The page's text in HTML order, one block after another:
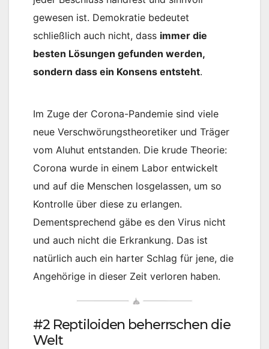
gewesen ist. Demokratie bedeutet
schließlich auch nicht, dass immer die
besten Lösungen gefunden werden,
sondern dass ein Konsens entsteht.
Im Zuge der Corona-Pandemie sind viele
neue Verschwörungstheoretiker und Träger
vom Aluhut entstanden. Die krude Theorie:
Corona wurde in einem Labor entwickelt
und auf die Menschen losgelassen, um so
Kontrolle über diese zu erlangen.
Dementsprechend gäbe es den Virus nicht
und auch nicht die Erkrankung. Das ist
natürlich auch ein harter Schlag für jene, die
Angehörige in dieser Zeit verloren haben.
#2 Reptiloiden beherrschen die
Welt